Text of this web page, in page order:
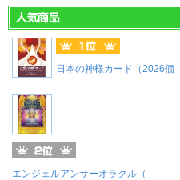
日本の神様カード（2026価
エンジェルアンサーオラクル（